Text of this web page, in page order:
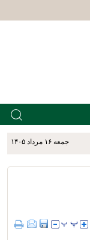
جمعه ۱۶ مرداد ۱۴۰۵